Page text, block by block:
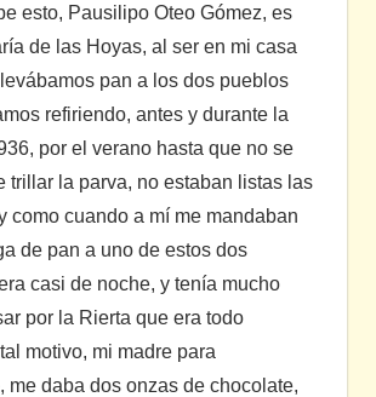
esto, Pausilipo Oteo Gómez, es
de las Hoyas, al ser en mi casa
pan a los dos pueblos
refiriendo, antes y durante la
por el verano hasta que no se
trillar la parva, no estaban listas las
como cuando a mí me mandaban
de pan a uno de estos dos
casi de noche, y tenía mucho
por la Rierta que era todo
motivo, mi madre para
me daba dos onzas de chocolate,